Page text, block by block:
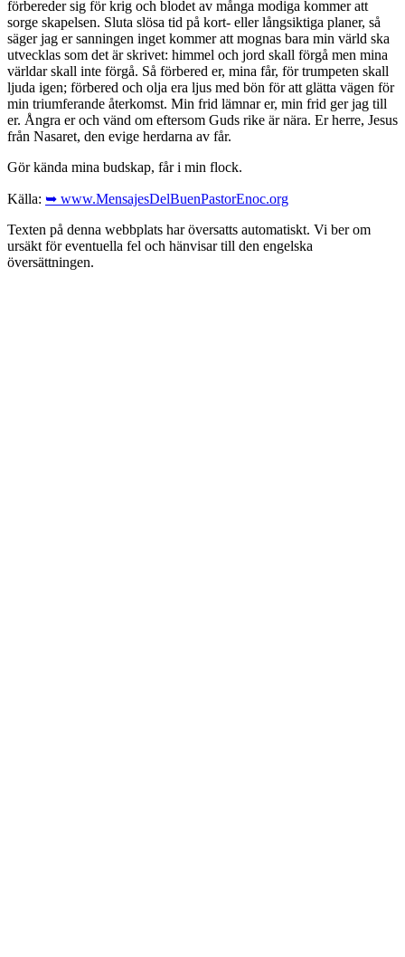
förbereder sig för krig och blodet av många modiga kommer att
sorge skapelsen. Sluta slösa tid på kort- eller långsiktiga planer, så
säger jag er sanningen inget kommer att mognas bara min värld ska
utvecklas som det är skrivet: himmel och jord skall förgå men mina
världar skall inte förgå. Så förbered er, mina får, för trumpeten skall
ljuda igen; förbered och olja era ljus med bön för att glätta vägen för
min triumferande återkomst. Min frid lämnar er, min frid ger jag till
er. Ångra er och vänd om eftersom Guds rike är nära. Er herre, Jesus
från Nasaret, den evige herdarna av får.
Gör kända mina budskap, får i min flock.
Källa: ➥ www.MensajesDelBuenPastorEnoc.org
Texten på denna webbplats har översatts automatiskt. Vi ber om
ursäkt för eventuella fel och hänvisar till den engelska
översättningen.